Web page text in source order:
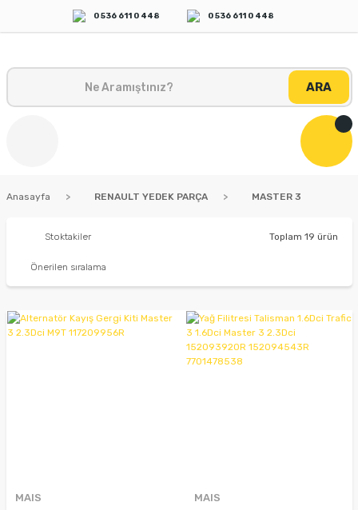
0 536 611 0 448 0 536 611 0 448
ARA
Anasayfa RENAULT YEDEK PARÇA MASTER 3
Stoktakiler Toplam 19 ürün
MAIS
MAIS